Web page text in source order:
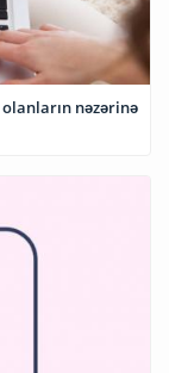
nəzərinə